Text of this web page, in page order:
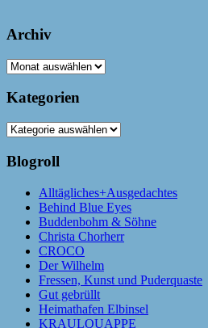
Archiv
Archiv
Kategorien
Kategorien
Blogroll
Alltägliches+Ausgedachtes
Behind Blue Eyes
Buddenbohm & Söhne
Christa Chorherr
CROCO
Der Wilhelm
Fressen, Kunst und Puderquaste
Gut gebrüllt
Heimathafen Elbinsel
KRAULQUAPPE